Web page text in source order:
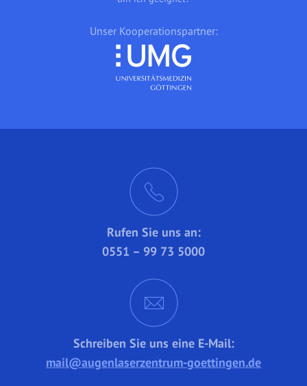
Unser Kooperationspartner:
Rufen Sie uns an:
0551 – 99 73 5000
Schreiben Sie uns eine E-Mail:
mail@augenlaserzentrum-goettingen.de